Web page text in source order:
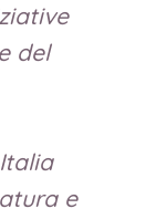
del
e